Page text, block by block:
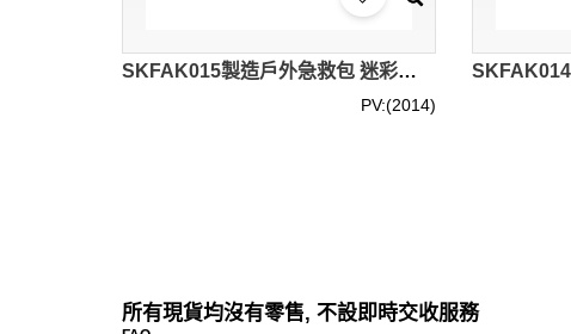
SKFAK015製造戶外急救包 迷彩野外訓練急救雙肩包 戶外探險 車載應急 居家日用 旅行 3D立體通風背部 大容量 拆卸式前袋 急救包工廠
PV:(2014)
所有現貨均沒有零售, 不設即時交收服務